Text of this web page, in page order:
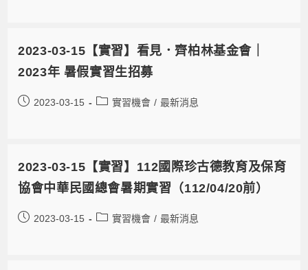
2023-03-15【實習】看見．齊柏林基金會｜
2023年 暑假實習生招募
2023-03-15 實習機會 / 最新消息
2023-03-15【實習】112國際珍古德教育及保育
協會中華民國總會暑期實習（112/04/20前）
2023-03-15 實習機會 / 最新消息